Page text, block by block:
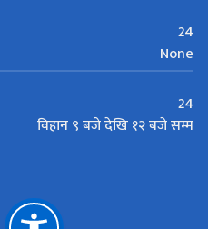
24
None
24
विहान ९ बजे देखि १२ बजे सम्म